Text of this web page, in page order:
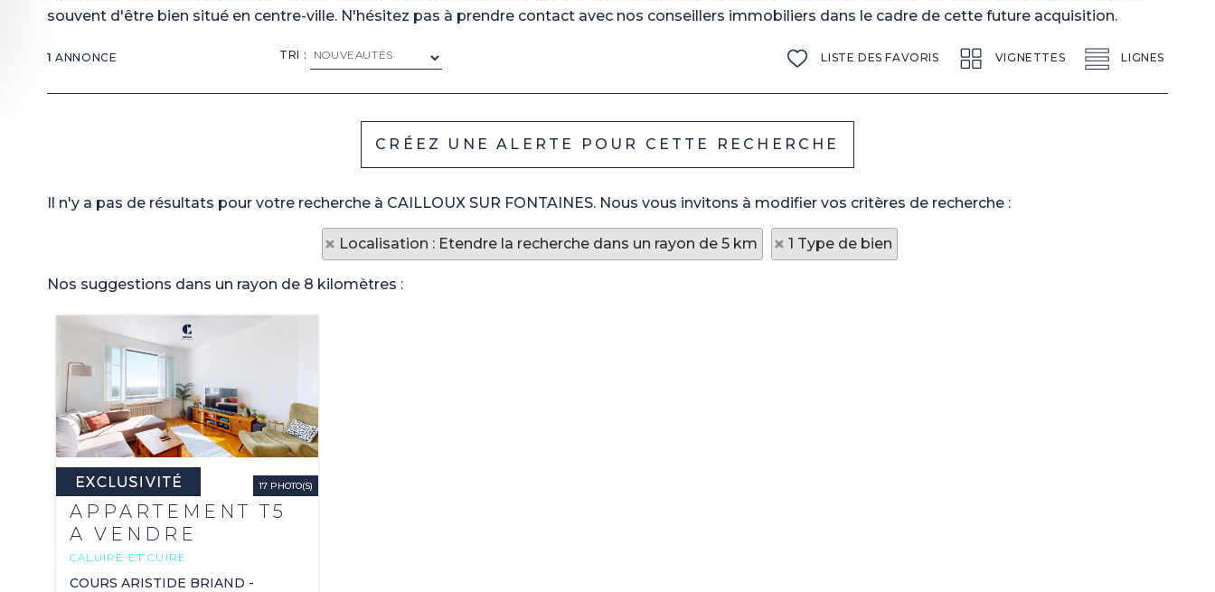
souvent d'être bien situé en centre-ville. N'hésitez pas à prendre contact avec nos conseillers immobiliers dans le cadre de cette future acquisition.
1 ANNONCE TRI : LISTE DES FAVORIS VIGNETTES LIGNES
Il n'y a pas de résultats pour votre recherche à CAILLOUX SUR FONTAINES. Nous vous invitons à modifier vos critères de recherche :
Localisation : Etendre la recherche dans un rayon de 5 km 1 Type de bien
Nos suggestions dans un rayon de 8 kilomètres :
17 PHOTO(S)
APPARTEMENT T5
A VENDRE
CALUIRE ET CUIRE
108.98 M2
COURS ARISTIDE BRIAND -